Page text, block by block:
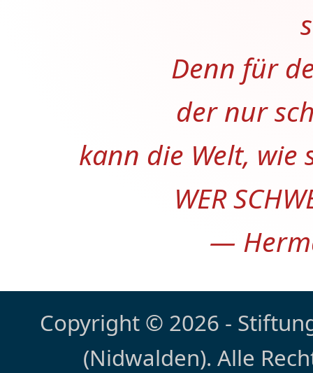
Denn für
der nur
kann die Welt, wie
WER
—
Copyright © 2026 -
(Nidwalden). Alle